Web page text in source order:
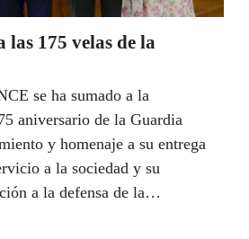
las 175 velas de la
se ha sumado a la
aniversario de la Guardia
y homenaje a su entrega
a la sociedad y su
a la defensa de la